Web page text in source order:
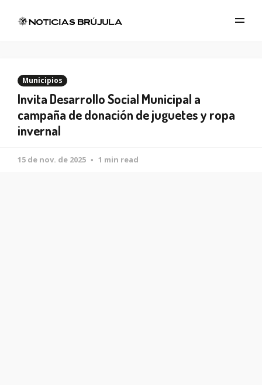
Municipios
Invita Desarrollo Social Municipal a
campaña de donación de juguetes y ropa
invernal
15 de nov. de 2025 1 min read